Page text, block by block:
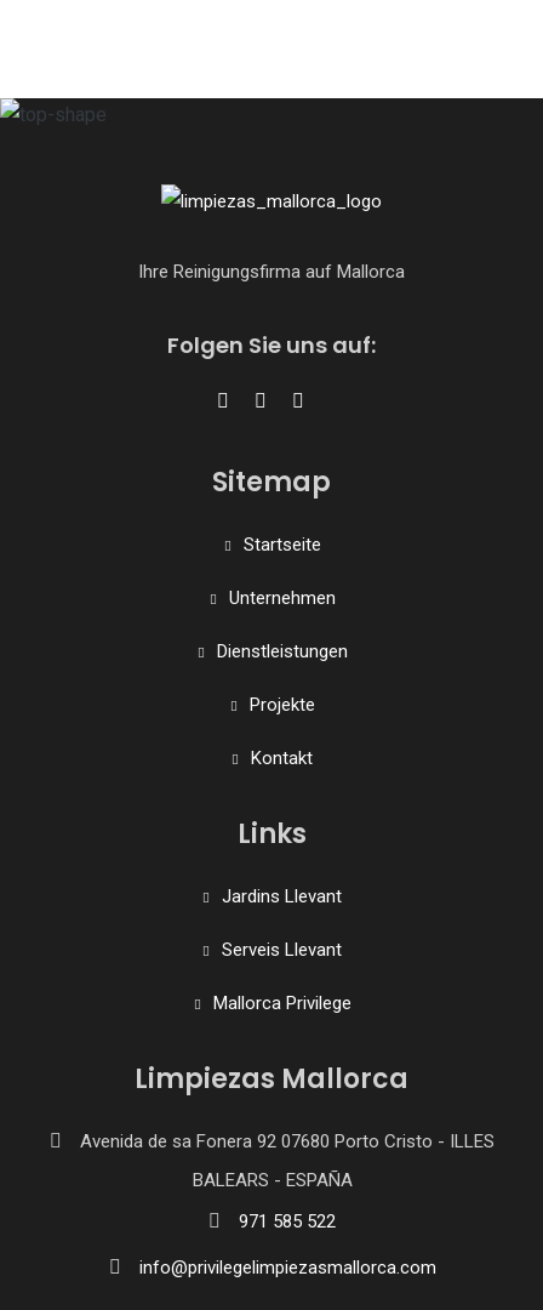
Ihre Reinigungsfirma auf Mallorca
Folgen Sie uns auf:
Sitemap
Startseite
Unternehmen
Dienstleistungen
Projekte
Kontakt
Links
Jardins Llevant
Serveis Llevant
Mallorca Privilege
Limpiezas Mallorca
Avenida de sa Fonera 92 07680 Porto Cristo - ILLES
BALEARS - ESPAÑA
971 585 522
info@privilegelimpiezasmallorca.com